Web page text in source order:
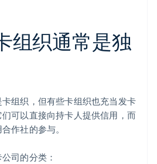
组织通常是独
组织，但有些卡组织也充当发卡
可以直接向持卡人提供信用，而
作社的参与。
司的分类：